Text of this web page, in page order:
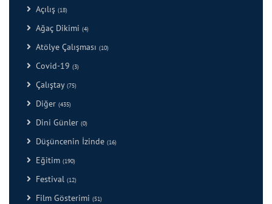
Açılış (18)
Ağaç Dikimi (4)
Atölye Çalışması (10)
Covid-19 (3)
Çalıştay (75)
Diğer (435)
Dini Günler (0)
Düşüncenin İzinde (16)
Eğitim (190)
Festival (12)
Film Gösterimi (51)